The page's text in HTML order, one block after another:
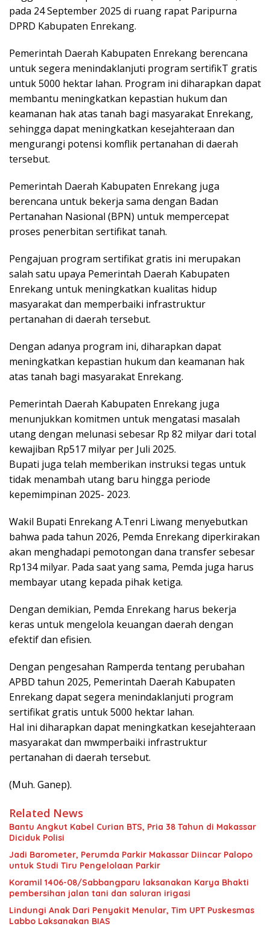
pada 24 September 2025 di ruang rapat Paripurna
DPRD Kabupaten Enrekang.
Pemerintah Daerah Kabupaten Enrekang berencana
untuk segera menindaklanjuti program sertifikT gratis
untuk 5000 hektar lahan. Program ini diharapkan dapat
membantu meningkatkan kepastian hukum dan
keamanan hak atas tanah bagi masyarakat Enrekang,
sehingga dapat meningkatkan kesejahteraan dan
mengurangi potensi komflik pertanahan di daerah
tersebut.
Pemerintah Daerah Kabupaten Enrekang juga
berencana untuk bekerja sama dengan Badan
Pertanahan Nasional (BPN) untuk mempercepat
proses penerbitan sertifikat tanah.
Pengajuan program sertifikat gratis ini merupakan
salah satu upaya Pemerintah Daerah Kabupaten
Enrekang untuk meningkatkan kualitas hidup
masyarakat dan memperbaiki infrastruktur
pertanahan di daerah tersebut.
Dengan adanya program ini, diharapkan dapat
meningkatkan kepastian hukum dan keamanan hak
atas tanah bagi masyarakat Enrekang.
Pemerintah Daerah Kabupaten Enrekang juga
menunjukkan komitmen untuk mengatasi masalah
utang dengan melunasi sebesar Rp 82 milyar dari total
kewajiban Rp517 milyar per Juli 2025.
Bupati juga telah memberikan instruksi tegas untuk
tidak menambah utang baru hingga periode
kepemimpinan 2025- 2023.
Wakil Bupati Enrekang A.Tenri Liwang menyebutkan
bahwa pada tahun 2026, Pemda Enrekang diperkirakan
akan menghadapi pemotongan dana transfer sebesar
Rp134 milyar. Pada saat yang sama, Pemda juga harus
membayar utang kepada pihak ketiga.
Dengan demikian, Pemda Enrekang harus bekerja
keras untuk mengelola keuangan daerah dengan
efektif dan efisien.
Dengan pengesahan Ramperda tentang perubahan
APBD tahun 2025, Pemerintah Daerah Kabupaten
Enrekang dapat segera menindaklanjuti program
sertifikat gratis untuk 5000 hektar lahan.
Hal ini diharapkan dapat meningkatkan kesejahteraan
masyarakat dan mwmperbaiki infrastruktur
pertanahan di daerah tersebut.
(Muh. Ganep).
Related News
Bantu Angkut Kabel Curian BTS, Pria 38 Tahun di Makassar
Diciduk Polisi
Jadi Barometer, Perumda Parkir Makassar Diincar Palopo
untuk Studi Tiru Pengelolaan Parkir
Koramil 1406-08/Sabbangparu laksanakan Karya Bhakti
pembersihan jalan tani dan saluran irigasi
Lindungi Anak Dari Penyakit Menular, Tim UPT Puskesmas
Labbo Laksanakan BIAS